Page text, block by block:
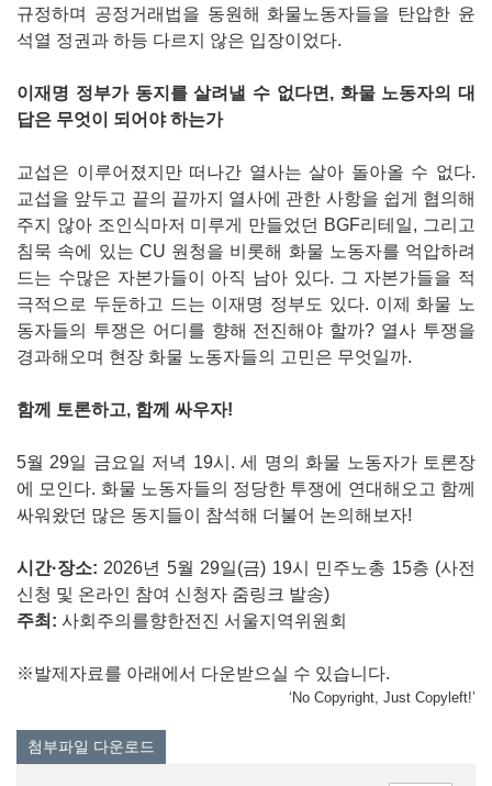
규정하며 공정거래법을 동원해 화물노동자들을 탄압한 윤
석열 정권과 하등 다르지 않은 입장이었다.
이재명 정부가 동지를 살려낼 수 없다면, 화물 노동자의 대
답은 무엇이 되어야 하는가
교섭은 이루어졌지만 떠나간 열사는 살아 돌아올 수 없다.
교섭을 앞두고 끝의 끝까지 열사에 관한 사항을 쉽게 협의해
주지 않아 조인식마저 미루게 만들었던 BGF리테일, 그리고
침묵 속에 있는 CU 원청을 비롯해 화물 노동자를 억압하려
드는 수많은 자본가들이 아직 남아 있다. 그 자본가들을 적
극적으로 두둔하고 드는 이재명 정부도 있다. 이제 화물 노
동자들의 투쟁은 어디를 향해 전진해야 할까? 열사 투쟁을
경과해오며 현장 화물 노동자들의 고민은 무엇일까.
함께 토론하고, 함께 싸우자!
5월 29일 금요일 저녁 19시. 세 명의 화물 노동자가 토론장
에 모인다. 화물 노동자들의 정당한 투쟁에 연대해오고 함께
싸워왔던 많은 동지들이 참석해 더불어 논의해보자!
시간·장소: 2026년 5월 29일(금) 19시 민주노총 15층 (사전
신청 및 온라인 참여 신청자 줌링크 발송)
주최: 사회주의를향한전진 서울지역위원회
※발제자료를 아래에서 다운받으실 수 있습니다.
‘No Copyright, Just Copyleft!’
첨부파일 다운로드